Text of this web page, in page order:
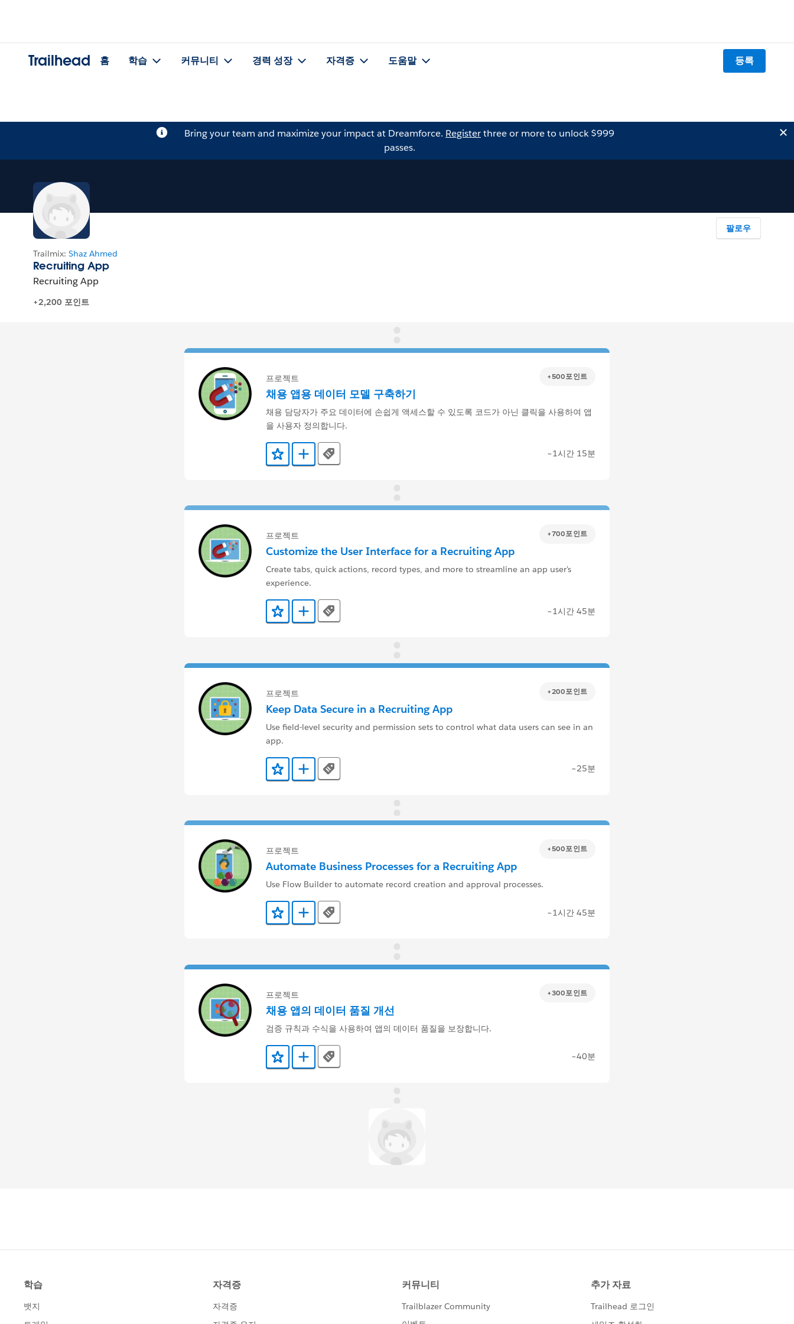
Trailhead 홈 학습 커뮤니티 경력 성장 자격증 도움말 등록
Bring your team and maximize your impact at Dreamforce. Registerthree or more to unlock $999
passes.
팔로우
+500포인트
프로젝트
채용 앱용 데이터 모델 구축하기
채용 담당자가 주요 데이터에 손쉽게 액세스할 수 있도록 코드가 아닌 클릭을 사용하여 앱
을 사용자 정의합니다.
즐겨찾기에 추가
Trailmix에 추가
Tags ~1시간 15분
+700포인트
프로젝트
Customize the User Interface for a Recruiting App
Create tabs, quick actions, record types, and more to streamline an app user's
experience.
즐겨찾기에 추가
Trailmix에 추가
Tags ~1시간 45분
+200포인트
프로젝트
Keep Data Secure in a Recruiting App
Use field-level security and permission sets to control what data users can see in an
app.
즐겨찾기에 추가
Trailmix에 추가
Tags ~25분
+500포인트
프로젝트
Automate Business Processes for a Recruiting App
Use Flow Builder to automate record creation and approval processes.
즐겨찾기에 추가
Trailmix에 추가
Tags ~1시간 45분
+300포인트
프로젝트
채용 앱의 데이터 품질 개선
검증 규칙과 수식을 사용하여 앱의 데이터 품질을 보장합니다.
즐겨찾기에 추가
Trailmix에 추가
Tags ~40분